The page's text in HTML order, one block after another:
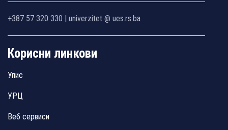
+387 57 320 330 | univerzitet @ ues.rs.ba
Корисни линкови
Упис
УРЦ
Веб сервиси